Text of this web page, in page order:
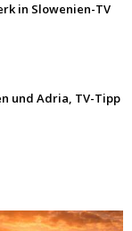
in Slowenien-TV
und Adria, TV-Tipp